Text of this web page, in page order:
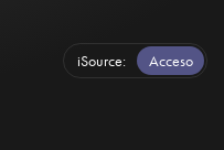
iSource Acceso